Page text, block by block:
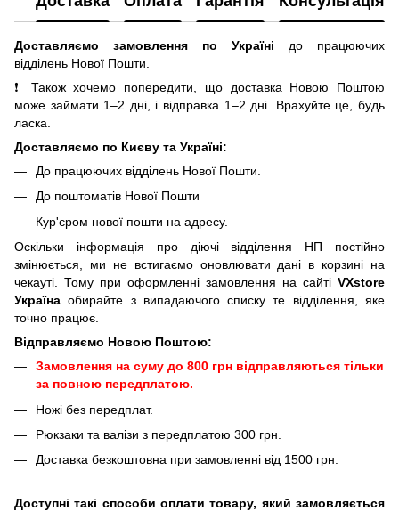
Доставляємо замовлення по Україні
до працюючих
відділень Нової Пошти.
❗ Також хочемо попередити, що доставка Новою Поштою
може займати 1–2 дні, і відправка 1–2 дні. Врахуйте це, будь
ласка.
Доставляємо по Києву та Україні:
До працюючих відділень Нової Пошти.
До поштоматів Нової Пошти
Кур'єром нової пошти на адресу.
Оскільки інформація про діючі відділення НП постійно
змінюється, ми не встигаємо оновлювати дані в корзині на
чекауті. Тому при оформленні замовлення на сайті VXstore
Україна обирайте з випадаючого списку те відділення, яке
точно працює.
Відправляємо Новою Поштою:
Замовлення на суму до 800 грн відправляються тільки
за повною передплатою.
Ножі без передплат.
Рюкзаки та валізи з передплатою 300 грн.
Доставка безкоштовна при замовленні від 1500 грн.
Доступні такі способи оплати товару, який замовляється